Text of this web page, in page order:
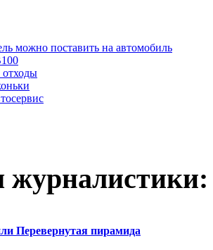
можно поставить на автомобиль
Перевернутая пирамида